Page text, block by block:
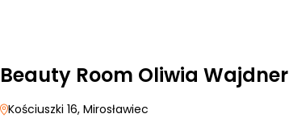
Beauty Room Oliwia Wajdner
Kościuszki 16, Mirosławiec